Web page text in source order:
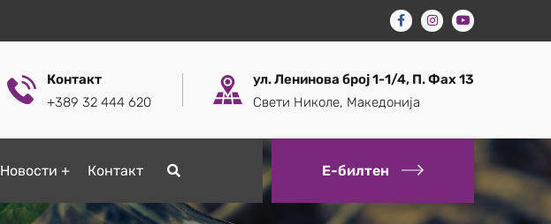
Контакт
+389 32 444 620
ул. Ленинова број 1-1/4, П. Фах 13
Свети Николе, Македонија
Новости Контакт Е-билтен